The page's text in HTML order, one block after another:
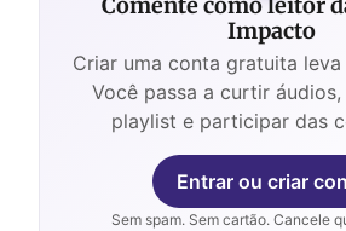
Impacto
Criar uma conta gratuita
Você passa a curtir
playlist e participar das
Entrar ou criar
Sem spam. Sem cartão. Cancele